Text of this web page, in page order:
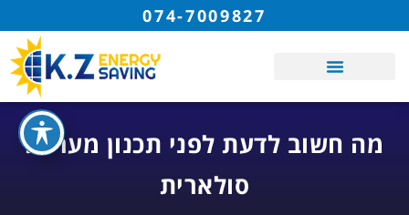
074-7009827
מה חשוב לדעת לפני תכנון מערכת
סולארית